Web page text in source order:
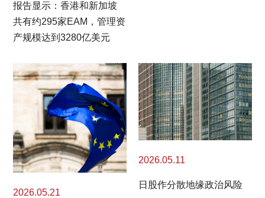
报告显示：香港和新加坡
共有约295家EAM，管理资
产规模达到3280亿美元
2026.05.21
2026.05.11
日股作分散地缘政治风险